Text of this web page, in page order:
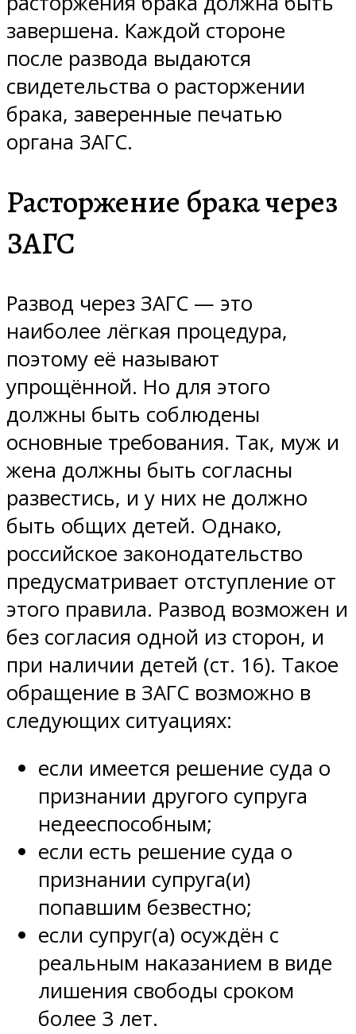
завершена. Каждой стороне
после развода выдаются
свидетельства о расторжении
брака, заверенные печатью
органа ЗАГС.
Расторжение брака через
ЗАГС
Развод через ЗАГС — это
наиболее лёгкая процедура,
поэтому её называют
упрощённой. Но для этого
должны быть соблюдены
основные требования. Так, муж и
жена должны быть согласны
развестись, и у них не должно
быть общих детей. Однако,
российское законодательство
предусматривает отступление от
этого правила. Развод возможен и
без согласия одной из сторон, и
при наличии детей (ст. 16). Такое
обращение в ЗАГС возможно в
следующих ситуациях:
если имеется решение суда о
признании другого супруга
недееспособным;
если есть решение суда о
признании супруга(и)
попавшим безвестно;
если супруг(а) осуждён с
реальным наказанием в виде
лишения свободы сроком
более 3 лет.